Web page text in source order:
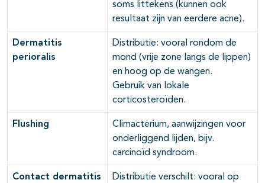
soms littekens (kunnen ook
resultaat zijn van eerdere acne).
Dermatitis
perioralis
Distributie: vooral rondom de
mond (vrije zone langs de lippen)
en hoog op de wangen.
Gebruik van lokale
corticosteroïden.
Flushing
Climacterium, aanwijzingen voor
onderliggend lijden, bijv.
carcinoïd syndroom.
Contact dermatitis
Distributie verschilt: vooral op